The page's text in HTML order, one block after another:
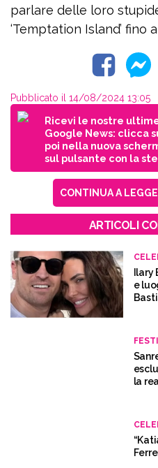
parlare delle loro
‘Temptation Island’ fino
Pubblicato il 14/08/2024 13:05
Ricevi le nostre
Google News: clicca
poi nella nuova
sul pulsante con la
CONTINUA A
ARTICOLI
Ilary
e
la